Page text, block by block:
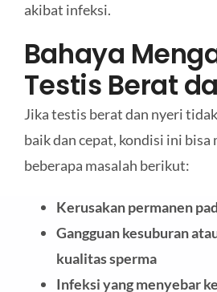
akibat infeksi.
Bahaya
Testis Berat
Jika testis berat dan nyeri
baik dan cepat, kondisi ini bisa
beberapa masalah berikut:
Kerusakan permanen
Gangguan kesuburan
kualitas sperma
Infeksi yang menyebar